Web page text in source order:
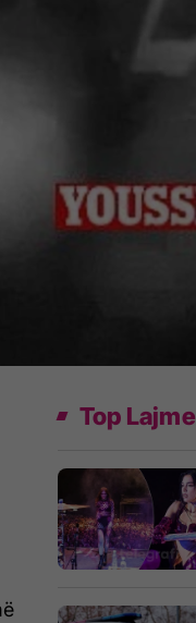
Top Lajme